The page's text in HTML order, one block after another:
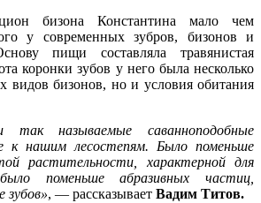
бизона Константина мало чем
у современных зубров, бизонов и
пищи составляла травянистая
коронки зубов у него была несколько
видов бизонов, но и условия обитания
так называемые саванноподобные
к нашим лесостепям. Было поменьше
растительности, характерной для
поменьше абразивных частиц,
зубов», — рассказывает Вадим Титов.